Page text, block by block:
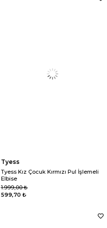
Tyess
Tyess Kız Çocuk Kırmızı Pul İşlemeli
Elbise
599,70 ₺
1.999,00 ₺